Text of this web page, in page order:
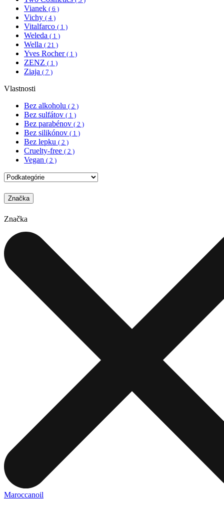
Vianek ( 6 )
Vichy ( 4 )
Vitalfarco ( 1 )
Weleda ( 1 )
Wella ( 21 )
Yves Rocher ( 1 )
ZENZ ( 1 )
Ziaja ( 7 )
Vlastnosti
Bez alkoholu ( 2 )
Bez sulfátov ( 1 )
Bez parabénov ( 2 )
Bez silikónov ( 1 )
Bez lepku ( 2 )
Cruelty-free ( 2 )
Vegan ( 2 )
Značka
Značka
Maroccanoil